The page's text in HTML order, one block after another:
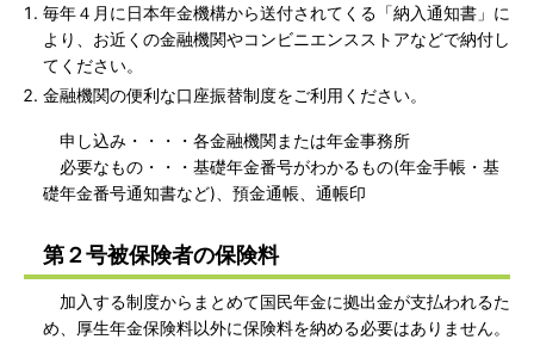
毎年４月に日本年金機構から送付されてくる「納入通知書」に
より、お近くの金融機関やコンビニエンスストアなどで納付し
てください。
金融機関の便利な口座振替制度をご利用ください。
申し込み・・・・各金融機関または年金事務所
必要なもの・・・基礎年金番号がわかるもの(年金手帳・基
礎年金番号通知書など)、預金通帳、通帳印
第２号被保険者の保険料
加入する制度からまとめて国民年金に拠出金が支払われるた
め、厚生年金保険料以外に保険料を納める必要はありません。